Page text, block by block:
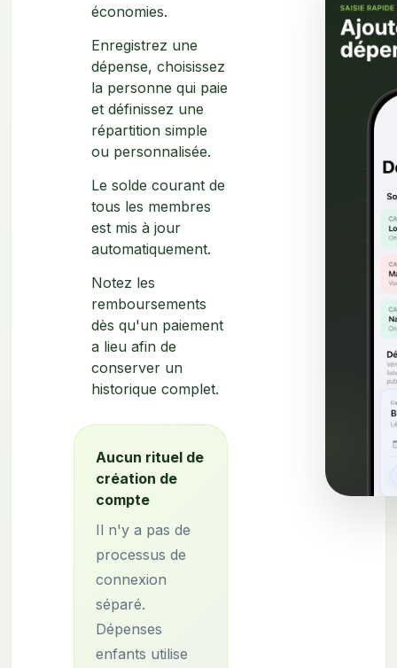
économies.
Enregistrez une
dépense, choisissez
la personne qui paie
et définissez une
répartition simple
ou personnalisée.
Le solde courant de
tous les membres
est mis à jour
automatiquement.
Notez les
remboursements
dès qu'un paiement
a lieu afin de
conserver un
historique complet.
Aucun rituel de
création de
compte
Il n'y a pas de
processus de
connexion
séparé.
Dépenses
enfants utilise